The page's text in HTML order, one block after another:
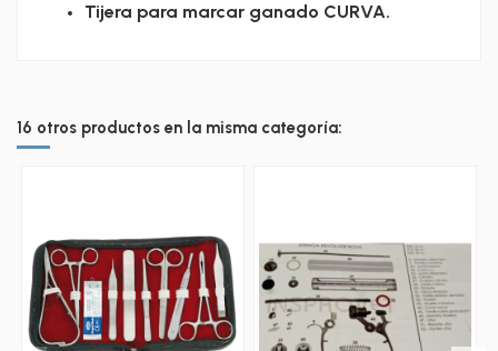
Tijera para marcar ganado CURVA.
16 otros productos en la misma categoría: